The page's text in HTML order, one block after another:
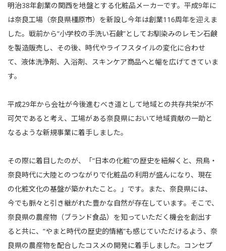
明治38年創業の関西を地盤とする化粧品メーカーです。平成9年に
は奈良工場（奈良県橿原市）を新設し今年は創業116周年を迎えま
した。戦前から“小学校の手洗い石鹸”としてお馴染みのレモン石鹸
を製造販売し、その後、時代やライフスタイルの変化に合わせ
て、液体洗浄剤、入浴剤、スキンケア商品へと幅を広げてきていま
す。
平成29年から会社が今後進むべき道として地域との共存共栄が不
可欠であると考え、工場がある奈良県において地域貢献の一助と
なるような新規事業に着手しました。
その際に着目したのが、「“日本の化粧”の歴史を紐解くと、飛鳥・
奈良時代に大陸とのつながりで化粧品の利用が盛んになり、現在
の化粧文化の基盤が築かれたこと。」です。また、奈良県には、
今でも脈々と引き継がれた豊かな自然が存在しています。そこで、
奈良県の農産物（ブランド食品）を知っていただく機会を創出す
ると共に、“やまと時代の歴史的情緒”も感じていただけるよう、奈
良県の農産物を配合したコスメの開発に着手しました。コンセプ